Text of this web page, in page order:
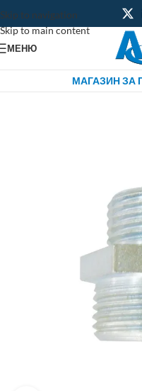
Skip to navigation
Skip to main content
МЕНЮ
МАГАЗИН ЗА